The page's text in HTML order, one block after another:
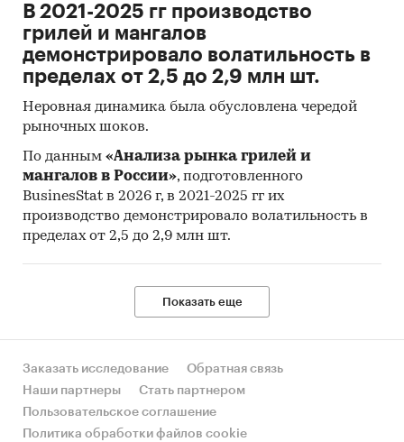
В 2021-2025 гг производство
грилей и мангалов
демонстрировало волатильность в
пределах от 2,5 до 2,9 млн шт.
Неровная динамика была обусловлена чередой
рыночных шоков.
По данным «Анализа рынка грилей и
мангалов в России», подготовленного
BusinesStat в 2026 г, в 2021-2025 гг их
производство демонстрировало волатильность в
пределах от 2,5 до 2,9 млн шт.
Показать еще
Заказать исследование
Обратная связь
Наши партнеры
Стать партнером
Пользовательское соглашение
Политика обработки файлов cookie